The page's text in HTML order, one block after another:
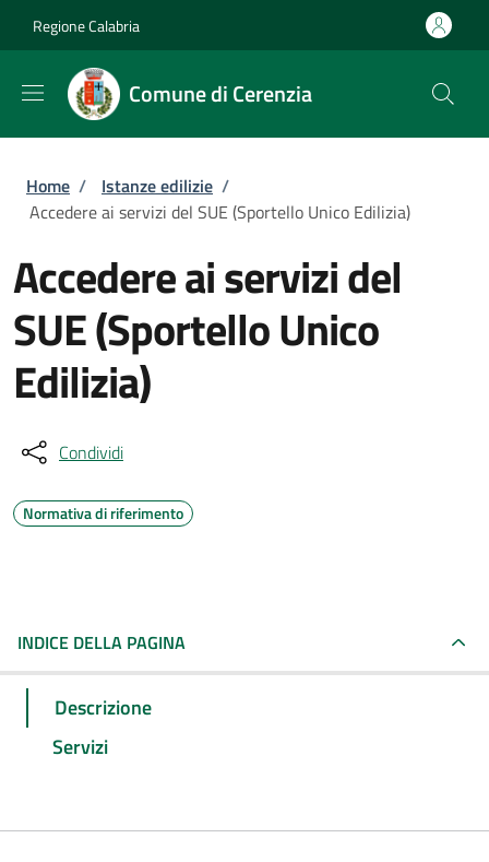
Regione Calabria
Comune di Cerenzia
Briciole di pane
Home / Istanze edilizie /
Accedere ai servizi del SUE (Sportello Unico Edilizia)
Accedere ai servizi del
SUE (Sportello Unico
Edilizia)
Condividi
Normativa di riferimento
INDICE DELLA PAGINA
Descrizione
Servizi